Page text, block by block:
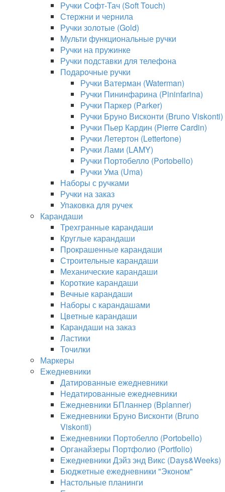
Ручки Софт-Тач (Soft Touch)
Стержни и чернила
Ручки золотые (Gold)
Мульти функциональные ручки
Ручки на пружинке
Ручки подставки для телефона
Подарочные ручки
Ручки Ватерман (Waterman)
Ручки Пининфарина (Pininfarina)
Ручки Паркер (Parker)
Ручки Бруно Висконти (Bruno Viskonti)
Ручки Пьер Кардин (Pierre Cardin)
Ручки Летертон (Lettertone)
Ручки Лами (LAMY)
Ручки Портобелло (Portobello)
Ручки Ума (Uma)
Наборы с ручками
Ручки на заказ
Упаковка для ручек
Карандаши
Трехгранные карандаши
Круглые карандаши
Прокрашенные карандаши
Строительные карандаши
Механические карандаши
Короткие карандаши
Вечные карандаши
Наборы с карандашами
Цветные карандаши
Карандаши на заказ
Ластики
Точилки
Маркеры
Ежедневники
Датированные ежедневники
Недатированные ежедневники
Ежедневники БПланнер (Bplanner)
Ежедневники Бруно Висконти (Bruno
Viskonti)
Ежедневники Портобелло (Portobello)
Органайзеры Портфолио (Portfolio)
Ежедневники Дэйз энд Викс (Days&Weeks)
Бюджетные ежедневники "Эконом"
Настольные планинги